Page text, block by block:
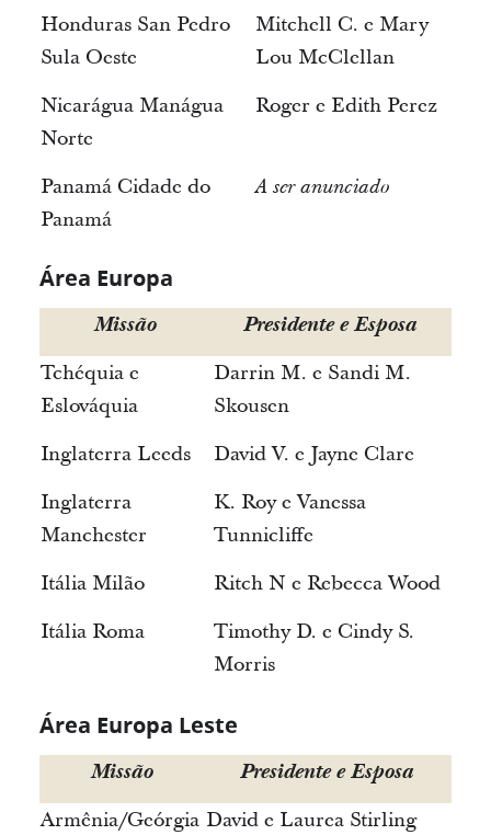
Honduras San Pedro
Sula Oeste
Mitchell C. e Mary
Lou McClellan
Nicarágua Manágua
Norte
Roger e Edith Perez
Panamá Cidade do
Panamá
A ser anunciado
Área Europa
Missão
Presidente e Esposa
Tchéquia e
Eslováquia
Darrin M. e Sandi M.
Skousen
Inglaterra Leeds
David V. e Jayne Clare
Inglaterra
Manchester
K. Roy e Vanessa
Tunnicliffe
Itália Milão
Ritch N e Rebecca Wood
Itália Roma
Timothy D. e Cindy S.
Morris
Área Europa Leste
Missão
Presidente e Esposa
Armênia/Geórgia David e Laurea Stirling